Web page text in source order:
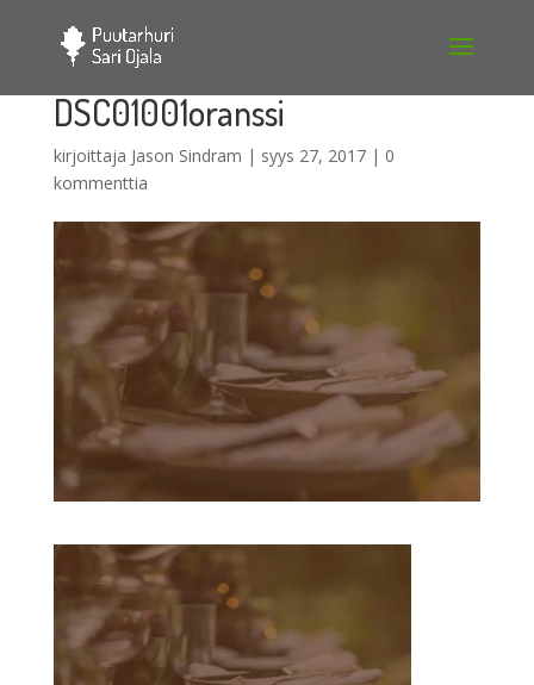
DSC01001oranssi
kirjoittaja Jason Sindram | syys 27, 2017| 0
kommenttia